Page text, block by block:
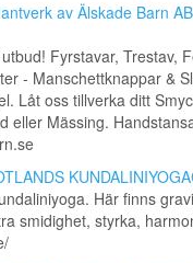
av Älskade Barn
Fyrstavar, Trestav,
- Manschettknappar &
Låt oss tillverka ditt
eller Mässing.
Här finns
smidighet, styrka,